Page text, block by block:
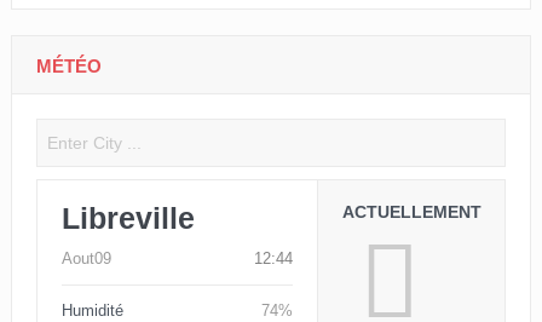
MÉTÉO
Libreville
Aout09 12:44
Humidité
74%
ACTUELLEMENT